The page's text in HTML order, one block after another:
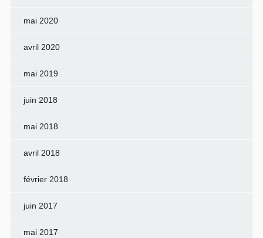
mai 2020
avril 2020
mai 2019
juin 2018
mai 2018
avril 2018
février 2018
juin 2017
mai 2017